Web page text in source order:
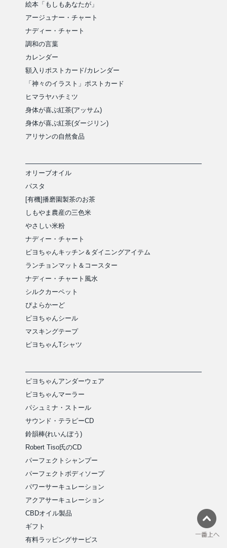
絵本「もしもあなたが」
アージュナー・チャート
ナディー・チャート
調和の言葉
カレンダー
額入りポストカード/カレンダー
「神々のイラスト」ポストカード
ヒマラヤハチミツ
身体が喜ぶ紅茶(アッサム)
身体が喜ぶ紅茶(ダージリン)
アリサンの自然食品
オリーブオイル
パスタ
[有機]播磨園製茶のお茶
しもやま農産の三色米
やさしい米粉
ナディー・チャート
ピヨちゃんキッチン＆ダイニングアイテム
ランチョンマット＆コースター
ナディー・チャート風水
シルクカーペット
ぴよらかーど
ピヨちゃんシール
マスキングテープ
ピヨちゃんTシャツ
ピヨちゃんアンダーウェア
ピヨちゃんマーラー
パシュミナ・ストール
サウンド・テラピーCD
鈴韻棒(れいんぼう)
Robert Tiso氏のCD
パーフェクトシャンプー
パーフェクトボディソープ
パワーサーキュレーション
アクアサーキュレーション
CBDオイル製品
ギフト
有料ラッピングサービス